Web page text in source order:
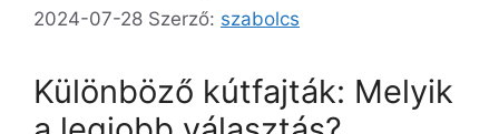
2024-07-28 Szerző: szabolcs
Különböző kútfajták: Melyik